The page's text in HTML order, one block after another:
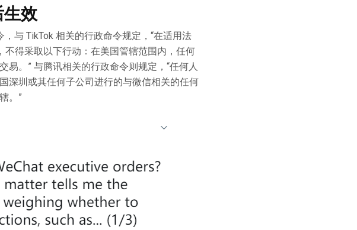
效
与 TikTok 相关的行政命令规定，“在适用法
得采取以下行动：在美国管辖范围内，任何
。” 与腾讯相关的行政命令则规定，“任何人
深圳或其任何子公司进行的与微信相关的任何
。”